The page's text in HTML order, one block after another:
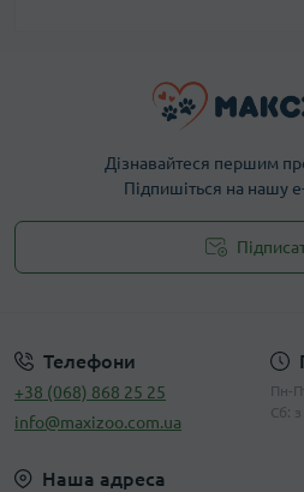
Дізнавайтеся першим
Підпишіться на нашу
Телефони
+38 (068) 868 25 25
info@maxizoo.com.ua
Пн-
Сб:
Наша адреса